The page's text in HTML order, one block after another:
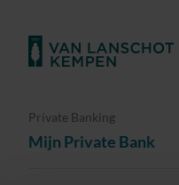
Private Banking
Mijn Private Bank